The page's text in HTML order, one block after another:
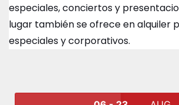
especiales, conciertos y
lugar también se ofrece en alquiler
especiales y corporativos.